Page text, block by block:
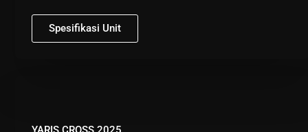
Spesifikasi Unit